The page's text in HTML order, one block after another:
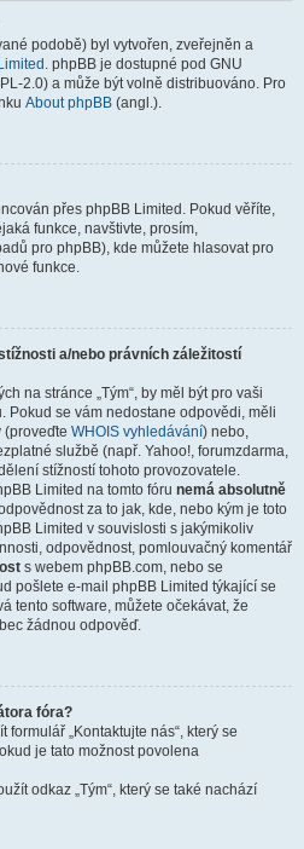
podobě) byl vytvořen, zveřejněn a
. phpBB je dostupné pod GNU
2.0) a může být volně distribuováno. Pro
About phpBB (angl.).
přes phpBB Limited. Pokud věříte,
funkce, navštivte, prosím,
pro phpBB), kde můžete hlasovat pro
funkce.
a/nebo právních záležitostí
na stránce „Tým“, by měl být pro vaši
Pokud se vám nedostane odpovědi, měli
(proveďte WHOIS vyhledávání) nebo,
službě (např. Yahoo!, forumzdarma,
stížností tohoto provozovatele.
Limited na tomto fóru nemá absolutně
za to jak, kde, nebo kým je toto
Limited v souvislosti s jakýmikoliv
odpovědnost, pomlouvačný komentář
s webem phpBB.com, nebo se
pošlete e-mail phpBB Limited týkající se
tento software, můžete očekávat, že
žádnou odpověď.
fóra?
„Kontaktujte nás“, který se
je tato možnost povolena
odkaz „Tým“, který se také nachází